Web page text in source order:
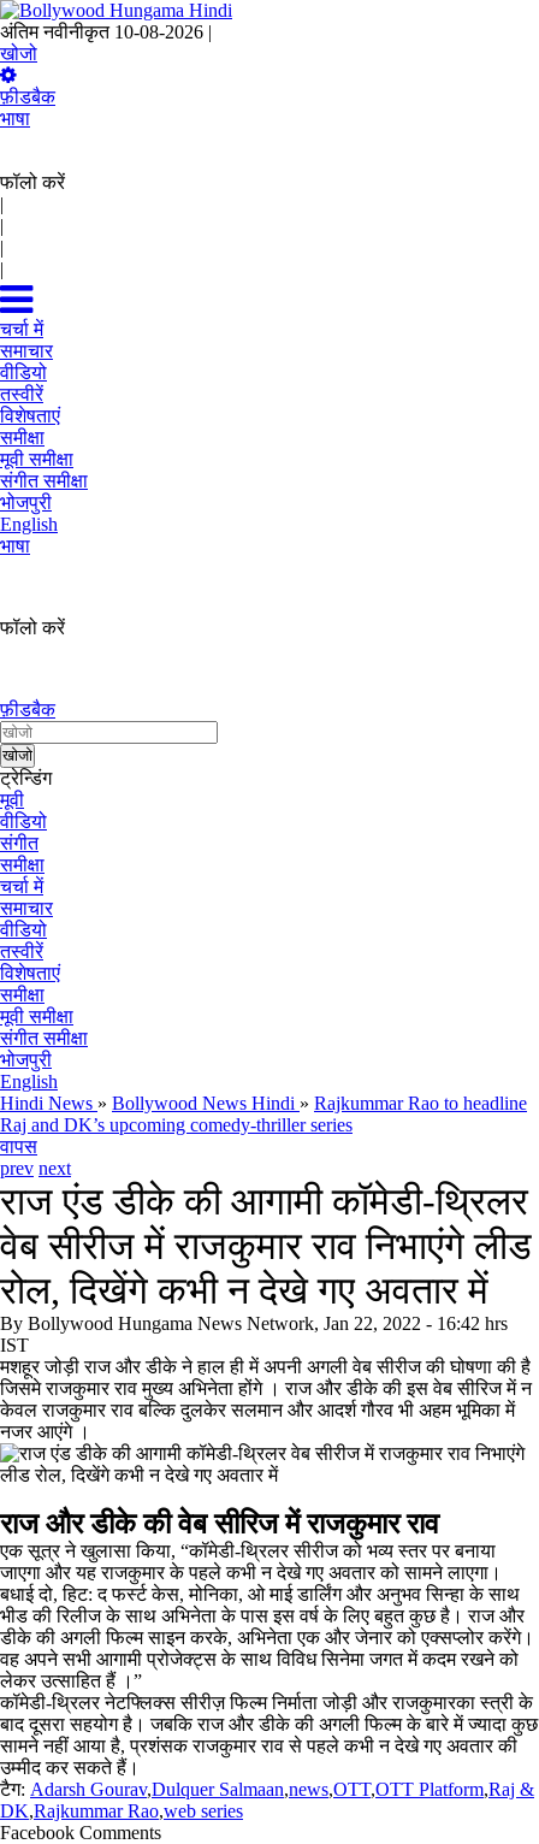
अंतिम नवीनीकृत 10-08-2026 |
खोजो
फ़ीडबैक
भाषा
फॉलो करें
|
|
|
|
चर्चा में
समाचार
वीडियो
तस्वीरें
विशेषताएं
समीक्षा
मूवी समीक्षा
संगीत समीक्षा
भोजपुरी
English
भाषा
फॉलो करें
फ़ीडबैक
ट्रेन्डिंग
मूवी
वीडियो
संगीत
समीक्षा
चर्चा में
समाचार
वीडियो
तस्वीरें
विशेषताएं
समीक्षा
मूवी समीक्षा
संगीत समीक्षा
भोजपुरी
English
Hindi News » Bollywood News Hindi » Rajkummar Rao to headline
Raj and DK’s upcoming comedy-thriller series
वापस
prev next
राज एंड डीके की आगामी कॉमेडी-थ्रिलर
वेब सीरीज में राजकुमार राव निभाएंगे लीड
रोल, दिखेंगे कभी न देखे गए अवतार में
By Bollywood Hungama News Network, Jan 22, 2022 - 16:42 hrs
IST
मशहूर जोड़ी राज और डीके ने हाल ही में अपनी अगली वेब सीरीज की घोषणा की है
जिसमे राजकुमार राव मुख्य अभिनेता होंगे । राज और डीके की इस वेब सीरिज में न
केवल राजकुमार राव बल्कि दुलकेर सलमान और आदर्श गौरव भी अहम भूमिका में
नजर आएंगे ।
राज और डीके की वेब सीरिज में राजकुमार राव
एक सूत्र ने खुलासा किया, “कॉमेडी-थ्रिलर सीरीज को भव्य स्तर पर बनाया
जाएगा और यह राजकुमार के पहले कभी न देखे गए अवतार को सामने लाएगा।
बधाई दो, हिट: द फर्स्ट केस, मोनिका, ओ माई डार्लिंग और अनुभव सिन्हा के साथ
भीड की रिलीज के साथ अभिनेता के पास इस वर्ष के लिए बहुत कुछ है। राज और
डीके की अगली फिल्म साइन करके, अभिनेता एक और जेनार को एक्सप्लोर करेंगे।
वह अपने सभी आगामी प्रोजेक्ट्स के साथ विविध सिनेमा जगत में कदम रखने को
लेकर उत्साहित हैं ।”
कॉमेडी-थ्रिलर नेटफ्लिक्स सीरीज़ फिल्म निर्माता जोड़ी और राजकुमारका स्त्री के
बाद दूसरा सहयोग है। जबकि राज और डीके की अगली फिल्म के बारे में ज्यादा कुछ
सामने नहीं आया है, प्रशंसक राजकुमार राव से पहले कभी न देखे गए अवतार की
उम्मीद कर सकते हैं।
टैग: Adarsh Gourav,Dulquer Salmaan,news,OTT,OTT Platform,Raj &
DK,Rajkummar Rao,web series
Facebook Comments